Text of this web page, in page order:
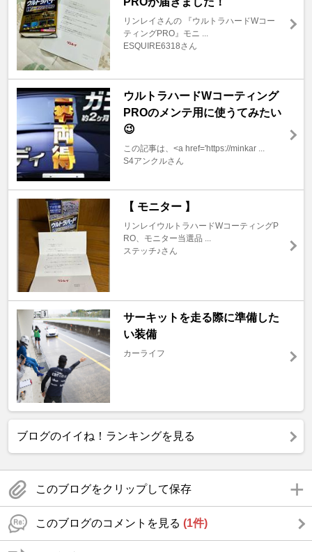
リンレイさんの 『ウルトラハードWコー
ティングPRO』モニ ...
ESQUIRE6318さん
ウルトラハードWコーティング
PROのメンテ用に使うてみたい
😉
この記事は、<a href='https://minkar ...
S4アンクルさん
【 モニター 】
リンレイウルトラハードWコーティングP
RO、モニター当選品 ...
ステッチ♪さん
サーキットを走る際に準備した
い装備
カーライフ
ブログのイイね！ランキングを見る
このブログをクリップして保存
このブログのコメントを見る (1件)